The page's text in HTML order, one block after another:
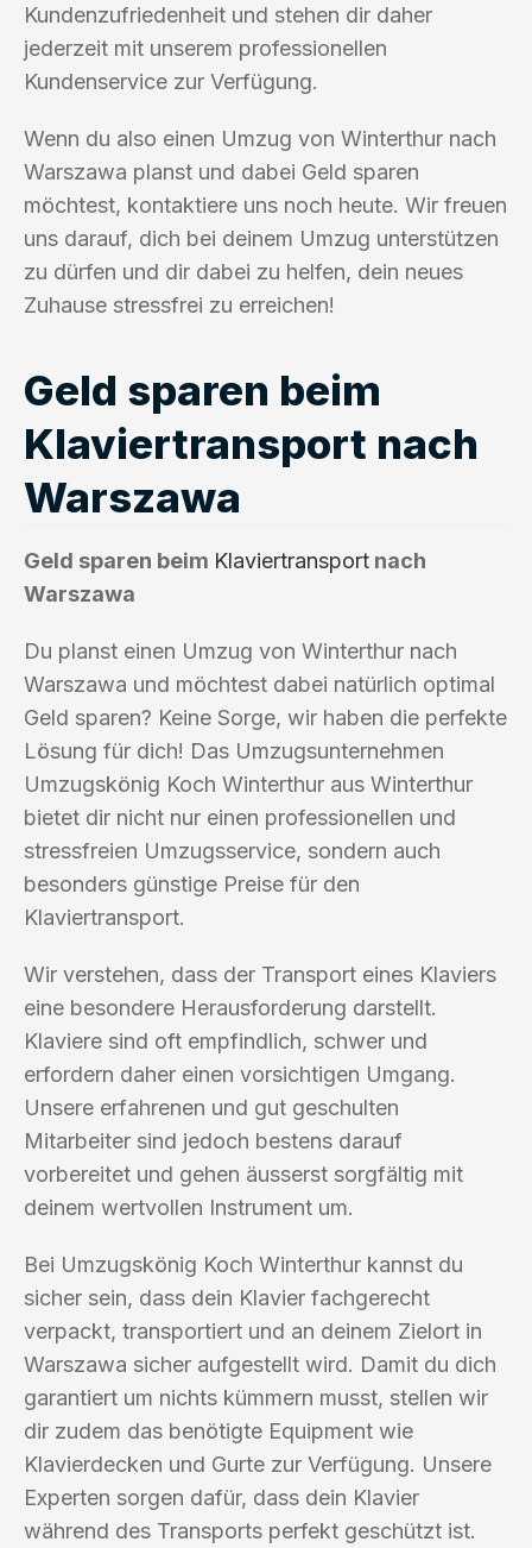
Kundenzufriedenheit und stehen dir daher
jederzeit mit unserem professionellen
Kundenservice zur Verfügung.
Wenn du also einen Umzug von Winterthur nach
Warszawa planst und dabei Geld sparen
möchtest, kontaktiere uns noch heute. Wir freuen
uns darauf, dich bei deinem Umzug unterstützen
zu dürfen und dir dabei zu helfen, dein neues
Zuhause stressfrei zu erreichen!
Geld sparen beim
Klaviertransport nach
Warszawa
Geld sparen beim Klaviertransport nach
Warszawa
Du planst einen Umzug von Winterthur nach
Warszawa und möchtest dabei natürlich optimal
Geld sparen? Keine Sorge, wir haben die perfekte
Lösung für dich! Das Umzugsunternehmen
Umzugskönig Koch Winterthur aus Winterthur
bietet dir nicht nur einen professionellen und
stressfreien Umzugsservice, sondern auch
besonders günstige Preise für den
Klaviertransport.
Wir verstehen, dass der Transport eines Klaviers
eine besondere Herausforderung darstellt.
Klaviere sind oft empfindlich, schwer und
erfordern daher einen vorsichtigen Umgang.
Unsere erfahrenen und gut geschulten
Mitarbeiter sind jedoch bestens darauf
vorbereitet und gehen äusserst sorgfältig mit
deinem wertvollen Instrument um.
Bei Umzugskönig Koch Winterthur kannst du
sicher sein, dass dein Klavier fachgerecht
verpackt, transportiert und an deinem Zielort in
Warszawa sicher aufgestellt wird. Damit du dich
garantiert um nichts kümmern musst, stellen wir
dir zudem das benötigte Equipment wie
Klavierdecken und Gurte zur Verfügung. Unsere
Experten sorgen dafür, dass dein Klavier
während des Transports perfekt geschützt ist.